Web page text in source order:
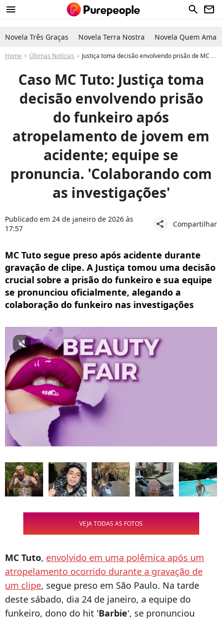
menu search newsletter
Novela Três Graças Novela Terra Nostra Novela Quem Ama
Home Últimas Notícias Justiça toma decisão envolvendo prisão de MC Tuto após atropelamento de jovem e equipe se pronuncia: 'Colaborando com as investigações'
Caso MC Tuto: Justiça toma
decisão envolvendo prisão
do funkeiro após
atropelamento de jovem em
acidente; equipe se
pronuncia. 'Colaborando com
as investigações'
Publicado em 24 de janeiro de 2026 às
17:57
share Compartilhar
MC Tuto segue preso após acidente durante
gravação de clipe. A Justiça tomou uma decisão
crucial sobre a prisão do funkeiro e sua equipe
se pronunciou oficialmente, alegando a
colaboração do funkeiro nas investigações
VEJA TODAS AS FOTOS
MC Tuto, envolvido em uma polêmica após um
atropelamento ocorrido durante a gravação de
um clipe, segue preso em São Paulo. Na tarde
deste sábado, dia 24 de janeiro, a equipe do
funkeiro, dono do hit 'Barbie', se pronunciou